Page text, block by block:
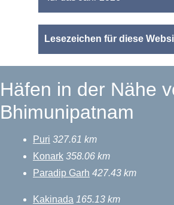
Lesezeichen für diese
Häfen in der Nähe
Bhimunipatnam
Puri 327.61 km
Konark 358.06 km
Paradip Garh 427.43 km
Kakinada 165.13 km